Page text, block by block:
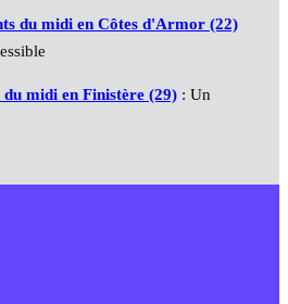
du midi en Côtes d'Armor (22)
du midi en Finistère (29): Un